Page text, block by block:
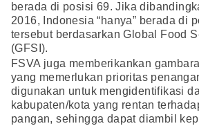
berada di posisi 69. Jika
2016, Indonesia “hanya” berada di
tersebut berdasarkan Global Food
(GFSI).
FSVA juga memberikankan
yang memerlukan prioritas
digunakan untuk mengidentifikasi
kabupaten/kota yang rentan
pangan, sehingga dapat diambil